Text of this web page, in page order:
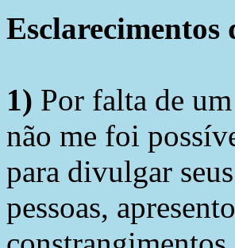
Esclarecimentos
1) Por falta de
não me foi
para divulgar
pessoas,